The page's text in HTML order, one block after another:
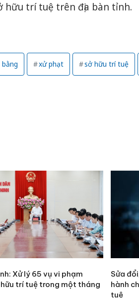
hữu trí tuệ trên địa bàn tỉnh.
xử phạt sở hữu trí tuệ
Xử lý 65 vụ vi phạm
trí tuệ trong một tháng
Sửa
hành
tuệ